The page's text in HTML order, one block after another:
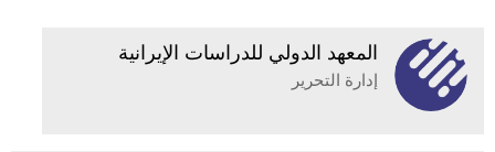
المعهد الدولي للدراسات الإيرانية
إدارة التحرير